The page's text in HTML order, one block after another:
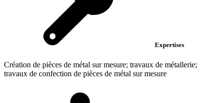
Expertises
Création de pièces de métal sur mesure; travaux de métallerie;
travaux de confection de pièces de métal sur mesure